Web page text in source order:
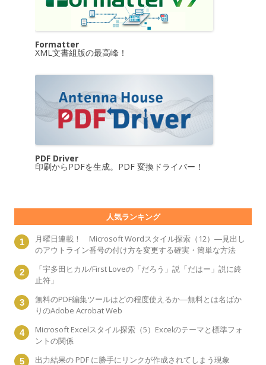
Formatter
XML文書組版の最高峰！
PDF Driver
印刷からPDFを生成。PDF 変換ドライバー！
人気ランキング
月曜日連載！ Microsoft Wordスタイル探索（12）―見出し
のアウトライン番号の付け方を変更する確実・簡単な方法
「宇多田ヒカル/First Loveの「だろう」説「だはー」説に終
止符」
無料のPDF編集ツールはどの程度使えるか―無料とは名ばか
りのAdobe Acrobat Web
Microsoft Excelスタイル探索（5）Excelのテーマと標準フォ
ントの関係
出力結果の PDF に勝手にリンクが作成されてしまう現象